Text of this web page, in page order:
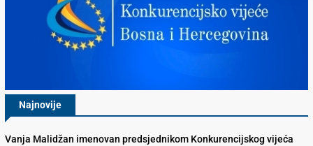
Najnovije
Vanja Malidžan imenovan predsjednikom Konkurencijskog vijeća